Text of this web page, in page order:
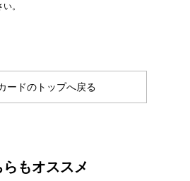
。
ードのトップへ戻る
らもオススメ